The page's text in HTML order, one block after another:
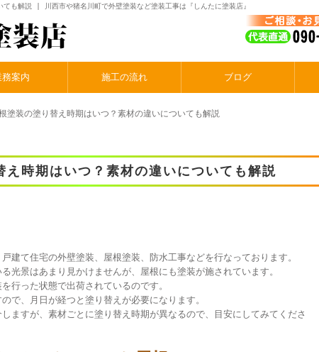
も解説 | 川西市や猪名川町で外壁塗装など塗装工事は『しんたに塗装店』
務案内 施工の流れ ブログ
塗装の塗り替え時期はいつ？素材の違いについても解説
え時期はいつ？素材の違いについても解説
建て住宅の外壁塗装、屋根塗装、防水工事などを行なっております。
光景はあまり見かけませんが、屋根にも塗装が施されています。
行った状態で出荷されているのです。
で、月日が経つと塗り替えが必要になります。
ますが、素材ごとに塗り替え時期が異なるので、目安にしてみてくださ